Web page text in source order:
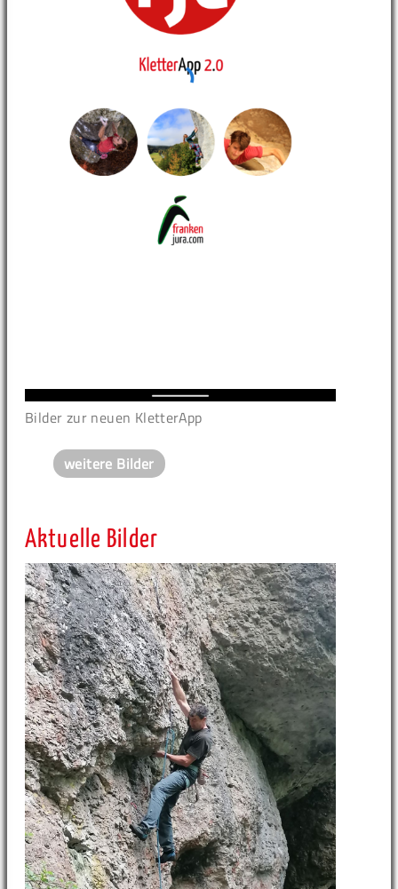
Bilder zur neuen KletterApp
weitere Bilder
Aktuelle Bilder